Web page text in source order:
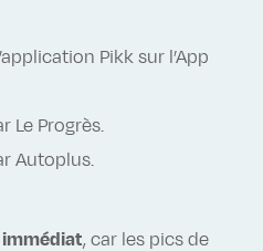
Pikk sur l’App
Le Progrès.
Autoplus.
immédiat, car les pics de